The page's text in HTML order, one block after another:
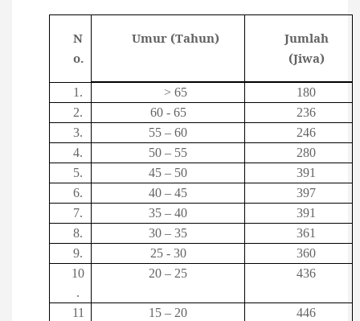
N
o.
Umur (Tahun)
Jumlah
(Jiwa)
1. > 65
180
2.
60 - 65
236
3.
55 – 60
246
4.
50 – 55
280
5.
45 – 50
391
6.
40 – 45
397
7.
35 – 40
391
8.
30 – 35
361
9.
25 - 30
360
10
.
20 – 25 436
11
15 – 20 446